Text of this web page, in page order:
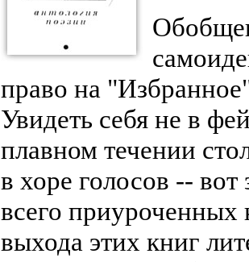
право на
Увидеть себя не в
плавном течении
в хоре голосов --
всего приуроченных
выхода этих книг